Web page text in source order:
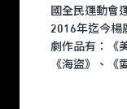
國全民運動會
2016年迄今楊
劇作品有：《
《海盜》、《